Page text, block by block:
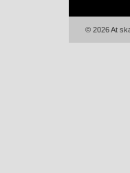
© 2026 At